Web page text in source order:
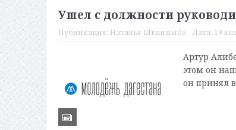
Ушел с должности
Публикация: Наталья Шкандыба Дата: 19
Артур
этом он
он принял